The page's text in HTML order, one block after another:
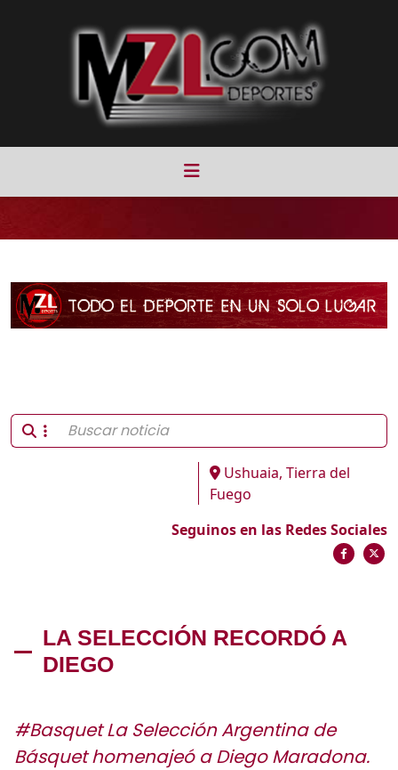
Ushuaia, Tierra del
Fuego
Seguinos en las Redes Sociales
LA SELECCIÓN RECORDÓ A
DIEGO
#Basquet La Selección Argentina de
Básquet homenajeó a Diego Maradona.